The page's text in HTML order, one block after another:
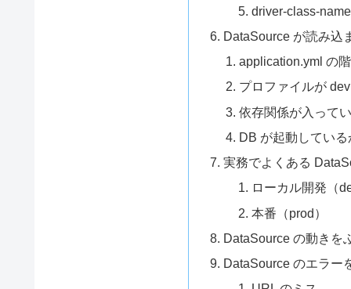
driver-class-
DataSource が読み込
application.yml の
プロファイルが
依存関係が入って
DB が起動している
実務でよくある
ローカル開発（
本番（prod）
DataSource の動きを
DataSource のエラー